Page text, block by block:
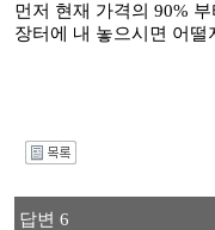
먼저 현재 가격의 90%
장터에 내 놓으시면 어떨
답변 6